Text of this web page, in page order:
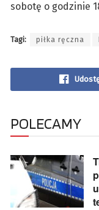
sobotę o godzinie
Tagi: piłka ręczna
POLECAMY